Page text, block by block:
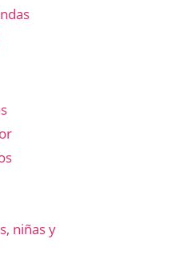
niñas y